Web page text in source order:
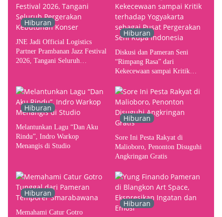
Hiburan
JNE Jadi Official Logistics
Partner Prambanan Jazz Festival
2026, Tangani Seluruh
Hiburan
Diskusi dan Pameran Seni
“Rimpang Rasa” dari
Kekecewaan sampai Kritik
Pusat Pergerakan Seni Rupa
Indonesia
Hiburan
Melantunkan Lagu “Dan Aku
Rindu”, Indro Warkop
Menangis di Studio
Hiburan
Sore Ini Pesta Rakyat di
Malioboro, Penonton Disuguhi
Angkringan Gratis
Hiburan
Memahami Catur Gotro
Hiburan